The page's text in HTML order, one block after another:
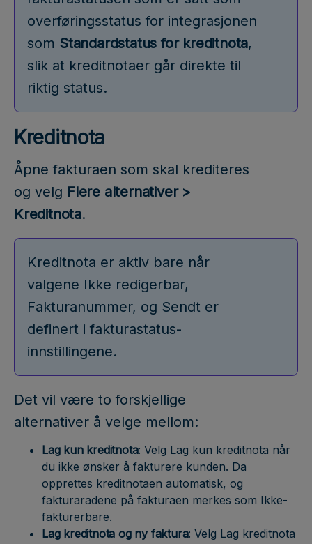
overføringsstatus for integrasjonen
som Standardstatus for kreditnota,
slik at kreditnotaer går direkte til
riktig status.
Kreditnota
Åpne fakturaen som skal krediteres
og velg Flere alternativer >
Kreditnota.
Kreditnota er aktiv bare når
valgene Ikke redigerbar,
Fakturanummer, og Sendt er
definert i fakturastatus-
innstillingene.
Det vil være to forskjellige
alternativer å velge mellom:
Lag kun kreditnota: Velg Lag kun kreditnota når
du ikke ønsker å fakturere kunden. Da
opprettes kreditnotaen automatisk, og
fakturaradene på fakturaen merkes som Ikke-
fakturerbare.
Lag kreditnota og ny faktura: Velg Lag kreditnota